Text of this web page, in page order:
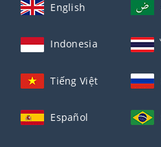
English
Indonesia
Tiếng Việt
Español